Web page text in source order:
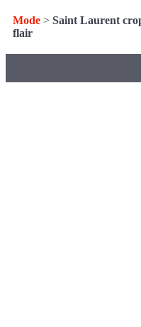
Mode > Saint Laurent
flair